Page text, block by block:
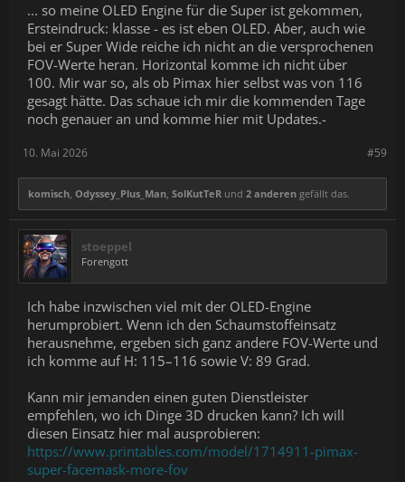
... so meine OLED Engine für die Super ist gekommen,
Ersteindruck: klasse - es ist eben OLED. Aber, auch wie
bei er Super Wide reiche ich nicht an die versprochenen
FOV-Werte heran. Horizontal komme ich nicht über
100. Mir war so, als ob Pimax hier selbst was von 116
gesagt hätte. Das schaue ich mir die kommenden Tage
noch genauer an und komme hier mit Updates.-
#59
10. Mai 2026
komisch, Odyssey_Plus_Man, SolKutTeR und 2 anderen gefällt das.
stoeppel
Forengott
Ich habe inzwischen viel mit der OLED-Engine
herumprobiert. Wenn ich den Schaumstoffeinsatz
herausnehme, ergeben sich ganz andere FOV-Werte und
ich komme auf H: 115–116 sowie V: 89 Grad.
Kann mir jemanden einen guten Dienstleister
empfehlen, wo ich Dinge 3D drucken kann? Ich will
diesen Einsatz hier mal ausprobieren:
https://www.printables.com/model/1714911-pimax-
super-facemask-more-fov